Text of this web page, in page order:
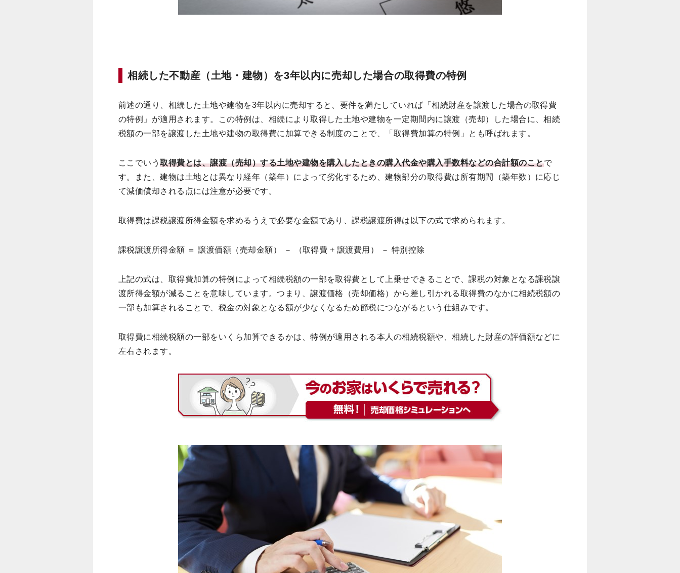
相続した不動産（土地・建物）を3年以内に売却した場合の取得費の特例
前述の通り、相続した土地や建物を3年以内に売却すると、要件を満たしていれば「相続財産を譲渡した場合の取得費
の特例」が適用されます。この特例は、相続により取得した土地や建物を一定期間内に譲渡（売却）した場合に、相続
税額の一部を譲渡した土地や建物の取得費に加算できる制度のことで、「取得費加算の特例」とも呼ばれます。
ここでいう取得費とは、譲渡（売却）する土地や建物を購入したときの購入代金や購入手数料などの合計額のことで
す。また、建物は土地とは異なり経年（築年）によって劣化するため、建物部分の取得費は所有期間（築年数）に応じ
て減価償却される点には注意が必要です。
取得費は課税譲渡所得金額を求めるうえで必要な金額であり、課税譲渡所得は以下の式で求められます。
課税譲渡所得金額 ＝ 譲渡価額（売却金額） － （取得費 + 譲渡費用） － 特別控除
上記の式は、取得費加算の特例によって相続税額の一部を取得費として上乗せできることで、課税の対象となる課税譲
渡所得金額が減ることを意味しています。つまり、譲渡価格（売却価格）から差し引かれる取得費のなかに相続税額の
一部も加算されることで、税金の対象となる額が少なくなるため節税につながるという仕組みです。
取得費に相続税額の一部をいくら加算できるかは、特例が適用される本人の相続税額や、相続した財産の評価額などに
左右されます。